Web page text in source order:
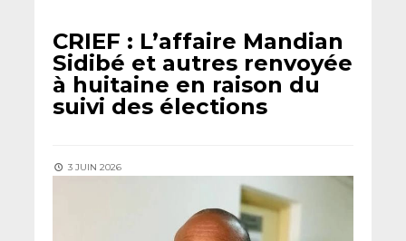
CRIEF : L’affaire Mandian
Sidibé et autres renvoyée
à huitaine en raison du
suivi des élections
3 JUIN 2026